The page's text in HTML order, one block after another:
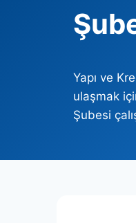
Yapı ve
ulaşmak
Şubesi